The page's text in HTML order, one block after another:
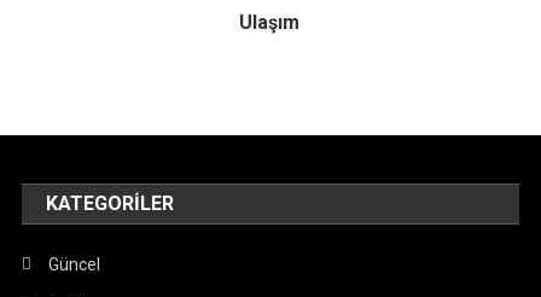
Ulaşım
KATEGORILER
Güncel